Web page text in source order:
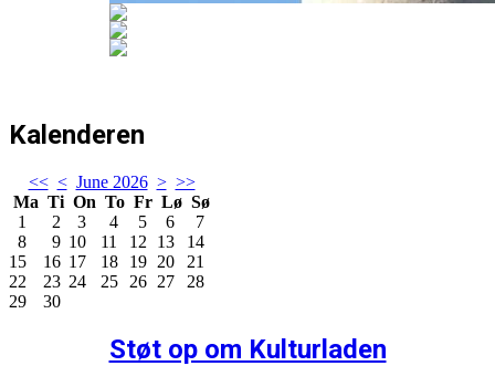
Kalenderen
<< < June 2026 > >>
Ma Ti On To Fr Lø Sø
1
2 3 4 5 6
7
8
9 10 11 12 13
14
15
16 17 18 19 20
21
22
23 24 25 26 27
28
29
30
Støt op om Kulturladen